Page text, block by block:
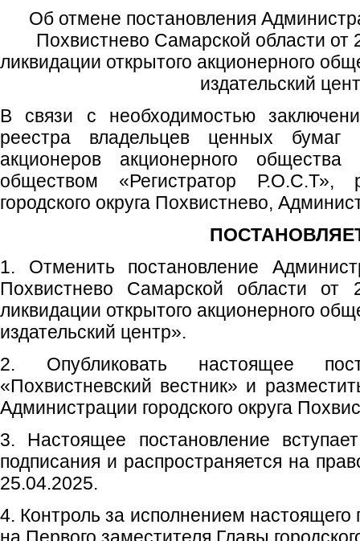
Об отмене постановления
Похвистнево Самарской области
ликвидации открытого акционерного
издательский
В связи с необходимостью
реестра владельцев ценных бумаг
акционеров акционерного
обществом «Регистратор Р.О.С.Т»,
городского округа Похвистнево,
1. Отменить постановление
Похвистнево Самарской области
ликвидации открытого акционерного
издательский центр».
2. Опубликовать настоящее
«Похвистневский вестник» и
Администрации городского округа
3. Настоящее постановление
подписания и распространяется на
25.04.2025.
4. Контроль за исполнением настоящего